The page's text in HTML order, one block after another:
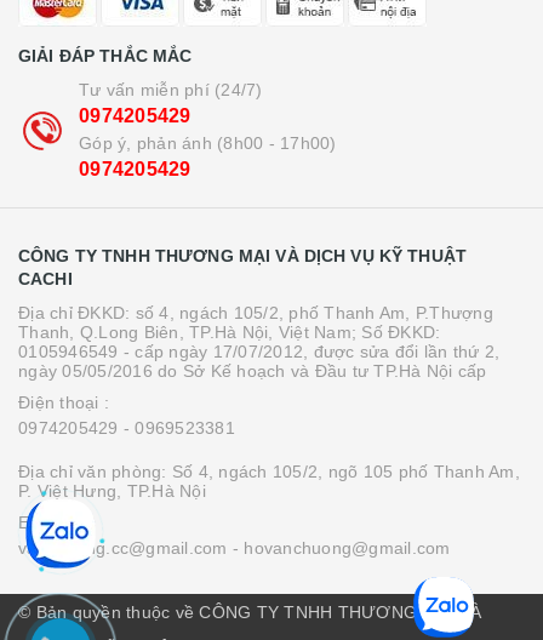
GIẢI ĐÁP THẮC MẮC
Tư vấn miễn phí (24/7)
0974205429
Góp ý, phản ánh (8h00 - 17h00)
0974205429
CÔNG TY TNHH THƯƠNG MẠI VÀ DỊCH VỤ KỸ THUẬT
CACHI
Địa chỉ ĐKKD: số 4, ngách 105/2, phố Thanh Am, P.Thượng
Thanh, Q.Long Biên, TP.Hà Nội, Việt Nam; Số ĐKKD:
0105946549 - cấp ngày 17/07/2012, được sửa đổi lần thứ 2,
ngày 05/05/2016 do Sở Kế hoạch và Đầu tư TP.Hà Nội cấp
Điện thoại :
0974205429 - 0969523381
Địa chỉ văn phòng: Số 4, ngách 105/2, ngõ 105 phố Thanh Am,
P. Việt Hưng, TP.Hà Nội
Email :
vanchuong.cc@gmail.com - hovanchuong@gmail.com
© Bản quyền thuộc về CÔNG TY TNHH THƯƠNG MẠI VÀ